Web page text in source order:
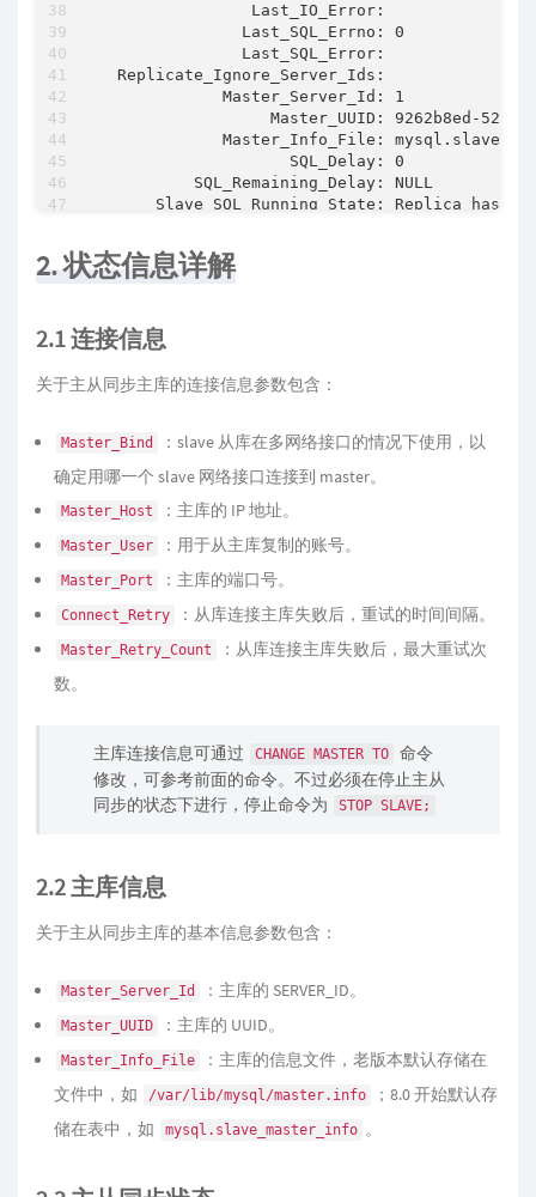
                Last_IO_Error:
               Last_SQL_Errno: 0
               Last_SQL_Error:
  Replicate_Ignore_Server_Ids:
             Master_Server_Id: 1
Master_UUID: 9262b8ed-
Master_Info_File:
                    SQL_Delay: 0
          SQL_Remaining_Delay: NULL
Slave_SQL_Running_State: Replica has
                  Master_Bind:
      Last_IO_Error_Timestamp:
           Master_SSL_Crlpath:
           Retrieved_Gtid_Set:
            Executed_Gtid_Set:
                Auto_Position: 0
                 Channel_Name:
       Master_public_key_path:
        Get_master_public_key: 0
1 row in set, 1 warning (0.00
2. 状态信息详解
2.1 连接信息
关于主从同步主库的连接信息参数包含：
Master_Bind
：slave 从库在多网络接口的情况下使用，以
确定用哪一个 slave 网络接口连接到 master。
Master_Host ：主库的 IP 地址。
Master_User ：用于从主库复制的账号。
Master_Port ：主库的端口号。
Connect_Retry ：从库连接主库失败后，重试的时间间隔。
Master_Retry_Count
：从库连接主库失败后，最大重试次
数。
主库连接信息可通过 CHANGE MASTER TO
命令
修改，可参考前面的命令。不过必须在停止主从
同步的状态下进行，停止命令为
STOP SLAVE;
2.2 主库信息
关于主从同步主库的基本信息参数包含：
Master_Server_Id ：主库的 SERVER_ID。
Master_UUID ：主库的 UUID。
Master_Info_File
：主库的信息文件，老版本默认存储在
文件中，如
/var/lib/mysql/master.info
；8.0 开始默认存
储在表中，如
mysql.slave_master_info 。